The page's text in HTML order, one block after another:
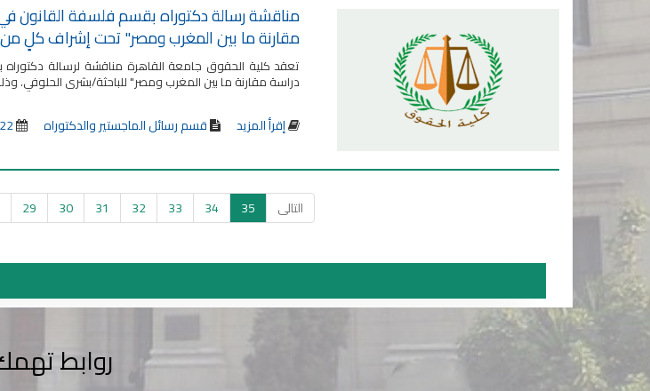
مناقشة رسالة دكتوراه بقسم فلسفة القانون في
مقارنة ما بين المغرب ومصر" تحت إشراف كلٍ
تعقد كلية الحقوق جامعة القاهرة مناقشة لرسالة
دراسة مقارنة ما بين المغرب ومصر" للباحثة/بشرى الحلوفي. وذلك يوم الأربعاء الموافق 26-10-2022 الساعة
إقرأ المزيد قسم رسائل الماجستير والدكتوراه 16
29 30 31 32 33 34 35 التالى
روابط